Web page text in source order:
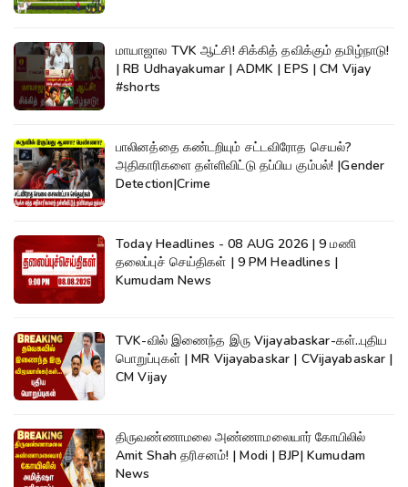
மாயாஜால TVK ஆட்சி! சிக்கித் தவிக்கும் தமிழ்நாடு!
| RB Udhayakumar | ADMK | EPS | CM Vijay
#shorts
பாலினத்தை கண்டறியும் சட்டவிரோத செயல்?
அதிகாரிகளை தள்ளிவிட்டு தப்பிய கும்பல்! |Gender
Detection|Crime
Today Headlines - 08 AUG 2026 | 9 மணி
தலைப்புச் செய்திகள் | 9 PM Headlines |
Kumudam News
TVK-வில் இணைந்த இரு Vijayabaskar-கள்..புதிய
பொறுப்புகள் | MR Vijayabaskar | CVijayabaskar |
CM Vijay
திருவண்ணாமலை அண்ணாமலையார் கோயிலில்
Amit Shah தரிசனம்! | Modi | BJP| Kumudam
News